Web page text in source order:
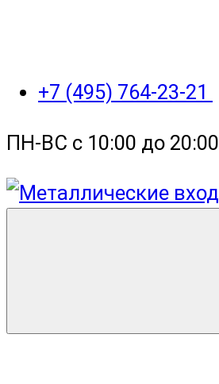
+7 (495) 764-23-21
ПН-ВС с 10:00 до 20:00